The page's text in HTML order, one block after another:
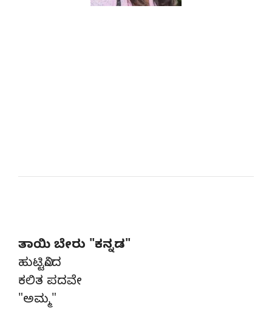
ತಾಯಿ ಬೇರು "ಕನ್ನಡ"
ಹುಟ್ಟಿನಿಂದ
ಕಲಿತ ಪದವೇ
"ಅಮ್ಮ"